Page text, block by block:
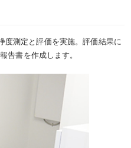
度測定と評価を実施。評価結果に
告書を作成します。